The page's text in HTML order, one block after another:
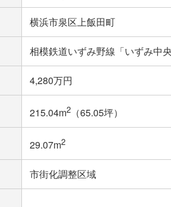
横浜市泉区上飯田町
相模鉄道いずみ野線「いずみ中
4,280万円
215.04m2（65.05坪）
29.07m2
市街化調整区域